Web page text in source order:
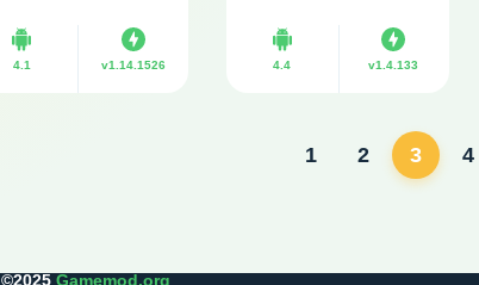
quảng cáo)
4.1 v1.14.1526 4.4 v1.4.133
1 2 3 4
©2025 Gamemod.org